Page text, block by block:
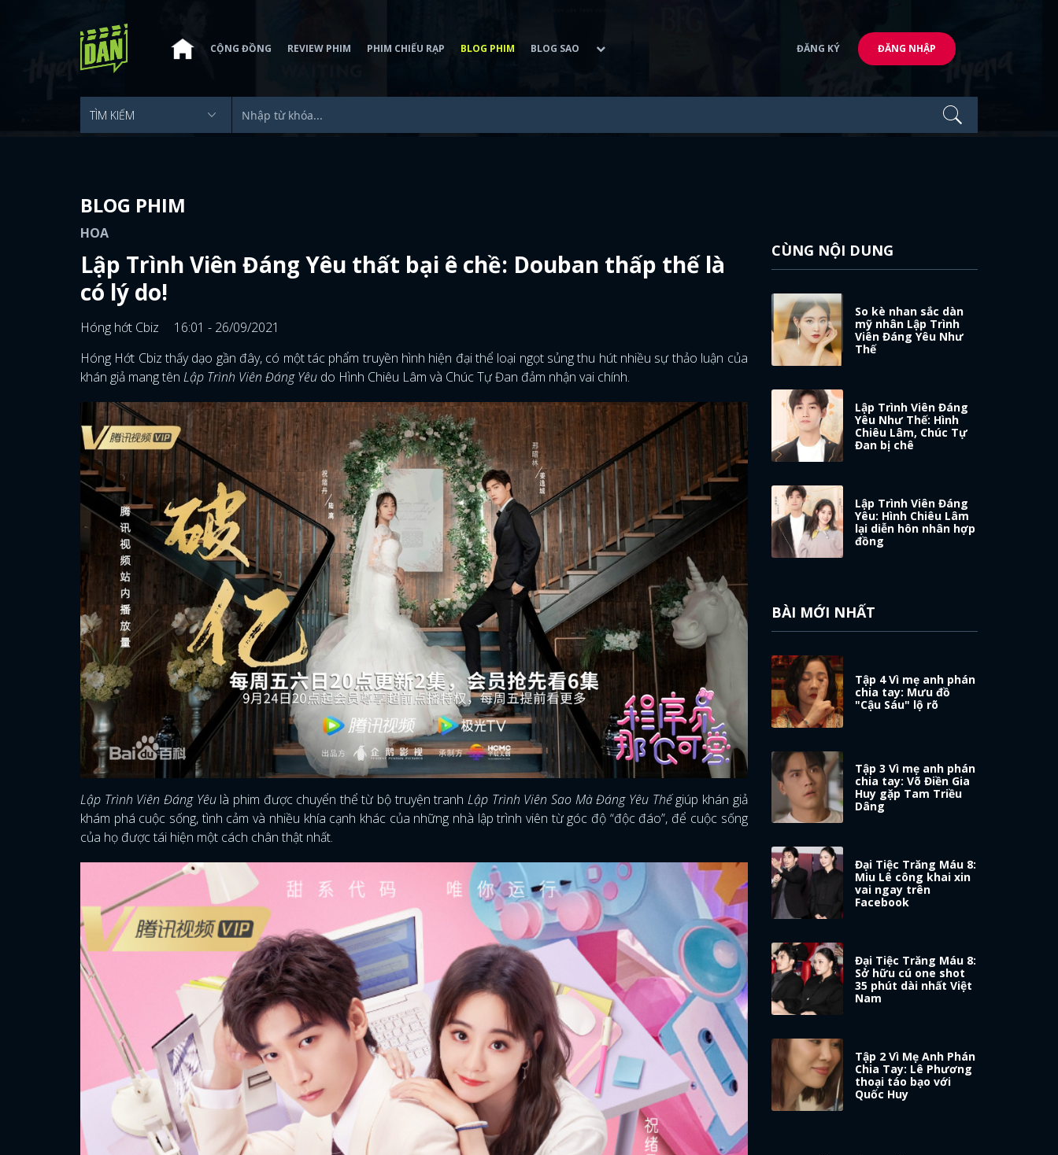
CỘNG ĐỒNG REVIEW PHIM PHIM CHIẾU RẠP BLOG PHIM BLOG SAO ĐĂNG KÝ ĐĂNG NHẬP
BLOG PHIM
HOA
Lập Trình Viên Đáng Yêu thất bại ê chề: Douban thấp thế là
có lý do!
Hóng hớt Cbiz
16:01 - 26/09/2021
Hóng Hớt Cbiz thấy dạo gần đây, có một tác phẩm truyền hình hiện đại thể loại ngọt sủng thu hút nhiều sự thảo luận của
khán giả mang tên Lập Trình Viên Đáng Yêu do Hình Chiêu Lâm và Chúc Tự Đan đảm nhận vai chính.
Lập Trình Viên Đáng Yêulà phim được chuyển thể từ bộ truyện tranhLập Trình Viên Sao Mà Đáng Yêu Thếgiúp khán giả
khám phá cuộc sống, tình cảm và nhiều khía cạnh khác của những nhà lập trình viên từ góc độ “độc đáo”, để cuộc sống
của họ được tái hiện một cách chân thật nhất.
CÙNG NỘI DUNG
So kè nhan sắc dàn
mỹ nhân Lập Trình
Viên Đáng Yêu Như
Thế
Lập Trình Viên Đáng
Yêu Như Thế: Hình
Chiêu Lâm, Chúc Tự
Đan bị chê
Lập Trình Viên Đáng
Yêu: Hình Chiêu Lâm
lại diễn hôn nhân hợp
đồng
BÀI MỚI NHẤT
Tập 4 Vì mẹ anh phán
chia tay: Mưu đồ
"Cậu Sáu" lộ rõ
Tập 3 Vì mẹ anh phán
chia tay: Võ Điền Gia
Huy gặp Tam Triều
Dâng
Đại Tiệc Trăng Máu 8:
Miu Lê công khai xin
vai ngay trên
Facebook
Đại Tiệc Trăng Máu 8:
Sở hữu cú one shot
35 phút dài nhất Việt
Nam
Tập 2 Vì Mẹ Anh Phán
Chia Tay: Lê Phương
thoại táo bạo với
Quốc Huy